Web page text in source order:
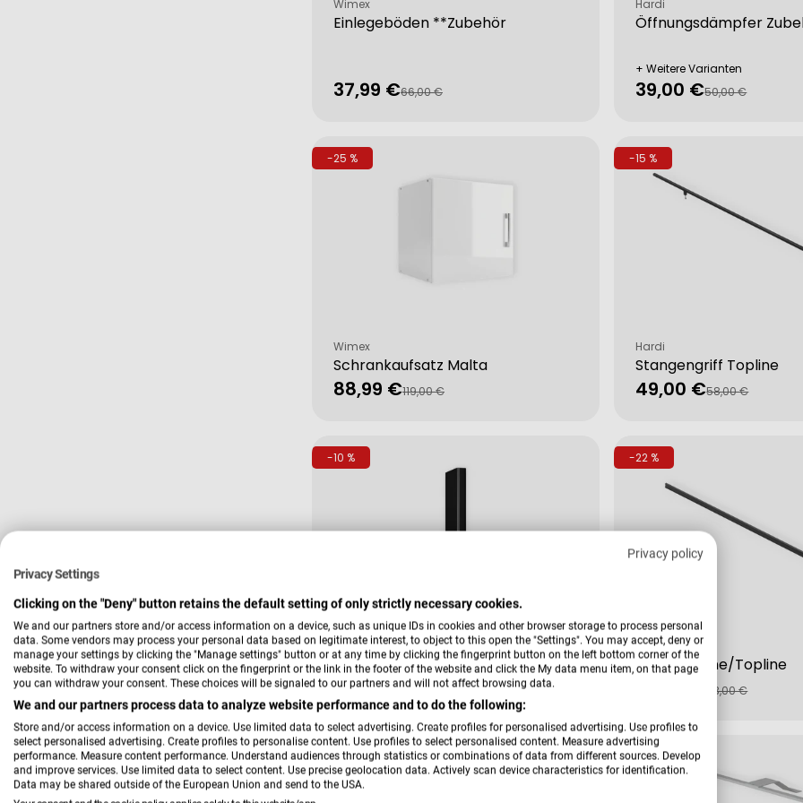
Privacy policy
Privacy Settings
Clicking on the "Deny" button retains the default setting of only strictly necessary cookies.
We and our partners store and/or access information on a device, such as unique IDs in cookies and other browser storage to process personal
data. Some vendors may process your personal data based on legitimate interest, to object to this open the "Settings". You may accept, deny or
manage your settings by clicking the "Manage settings" button or at any time by clicking the fingerprint button on the left bottom corner of the
website. To withdraw your consent click on the fingerprint or the link in the footer of the website and click the My data menu item, on that page
you can withdraw your consent. These choices will be signaled to our partners and will not affect browsing data.
We and our partners process data to analyze website performance and to do the following:
Store and/or access information on a device. Use limited data to select advertising. Create profiles for personalised advertising. Use profiles to
select personalised advertising. Create profiles to personalise content. Use profiles to select personalised content. Measure advertising
performance. Measure content performance. Understand audiences through statistics or combinations of data from different sources. Develop
and improve services. Use limited data to select content. Use precise geolocation data. Actively scan device characteristics for identification.
Data may be shared outside of the European Union and send to the USA.
Einlegeböden **Zubehör
Verkäufer:
Wimex
Verkaufspreis
37,99 €
Regulärer66,00 €
Öffnungsdämpfer
Verkäufer:
Hardi
+ Weitere Varianten
Verkaufspreis
39,00 €
Regulärer50,00 €
-25 %
Schrankaufsatz Malta
Verkäufer:
Wimex
Verkaufspreis
88,99 €
Regulärer119,00 €
-15 %
Stangengriff Topline
Verkäufer:
Hardi
Verkaufspreis
49,00 €
Regulärer58,00 €
-10 %
Aufclipprofil Slideline
Verkäufer:
Hardi
Verkaufspreis
25,00 €
Regulärer
Preis
28,00 €
-22 %
Griff Longline/Topline
Verkäufer:
Hardi
Verkaufspreis
Regulärer63,00 €
-21 % -21 %